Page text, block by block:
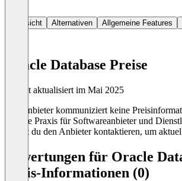
Übersicht Alternativen Allgemeine Features
Oracle Database Preise
Zuletzt aktualisiert im Mai 2025
Der Anbieter kommuniziert keine
übliche Praxis für Softwareanbieter und
kannst du den Anbieter kontaktieren, um
Bewertungen für Oracle
Preis-Informationen (0)